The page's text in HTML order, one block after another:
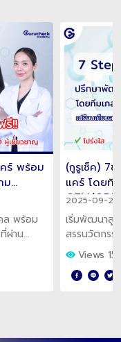
คร์ พร้อม
ม
ล พร้อม
ผ่าน
สำหรับ
(กูรูเช็ค) 7
แคร์ โดยทีม
OEM/
2025-09-23
เริ่มพัฒนาสู
สรรนวัตกรร
ที่เก่งเเละห
Views